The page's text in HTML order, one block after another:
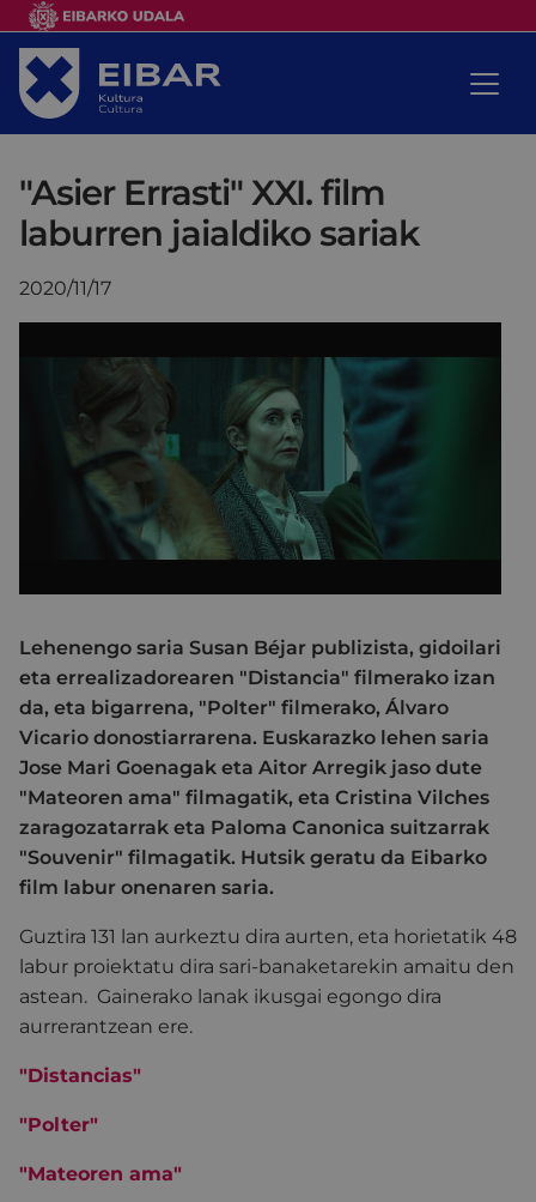
"Asier Errasti" XXI. film
laburren jaialdiko sariak
2020/11/17
Lehenengo saria Susan Béjar publizista, gidoilari
eta errealizadorearen "Distancia" filmerako izan
da, eta bigarrena, "Polter" filmerako, Álvaro
Vicario donostiarrarena. Euskarazko lehen saria
Jose Mari Goenagak eta Aitor Arregik jaso dute
"Mateoren ama" filmagatik, eta Cristina Vilches
zaragozatarrak eta Paloma Canonica suitzarrak
"Souvenir" filmagatik. Hutsik geratu da Eibarko
film labur onenaren saria.
Guztira 131 lan aurkeztu dira aurten, eta horietatik 48
labur proiektatu dira sari-banaketarekin amaitu den
astean. Gainerako lanak ikusgai egongo dira
aurrerantzean ere.
"Distancias"
"Polter"
"Mateoren ama"